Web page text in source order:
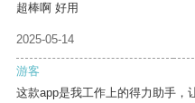
超棒啊 好用
2025-05-14
游客
这款app是我工作上的得力助手，